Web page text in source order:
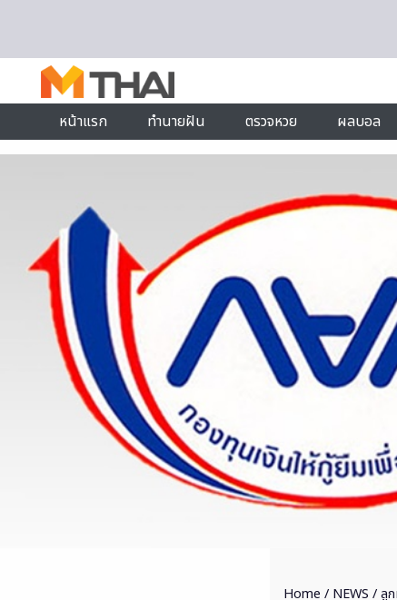
หน้าแรก
ทำนายฝัน ตรวจหวย ผลบอล
Home / NEWS / ลู